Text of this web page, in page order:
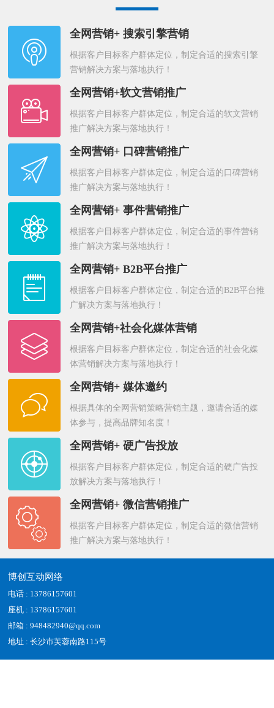
全网营销+ 搜索引擎营销
根据客户目标客户群体定位，制定合适的搜索引擎
营销解决方案与落地执行！
全网营销+软文营销推广
根据客户目标客户群体定位，制定合适的软文营销
推广解决方案与落地执行！
全网营销+ 口碑营销推广
根据客户目标客户群体定位，制定合适的口碑营销
推广解决方案与落地执行！
全网营销+ 事件营销推广
根据客户目标客户群体定位，制定合适的事件营销
推广解决方案与落地执行！
全网营销+ B2B平台推广
根据客户目标客户群体定位，制定合适的B2B平台推
广解决方案与落地执行！
全网营销+社会化媒体营销
根据客户目标客户群体定位，制定合适的社会化媒
体营销解决方案与落地执行！
全网营销+ 媒体邀约
根据具体的全网营销策略营销主题，邀请合适的媒
体参与，提高品牌知名度！
全网营销+ 硬广告投放
根据客户目标客户群体定位，制定合适的硬广告投
放解决方案与落地执行！
全网营销+ 微信营销推广
根据客户目标客户群体定位，制定合适的微信营销
推广解决方案与落地执行！
博创互动网络
电话 : 13786157601
座机 : 13786157601
邮箱 : 948482940@qq.com
地址 : 长沙市芙蓉南路115号